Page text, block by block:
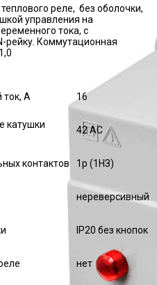
реле, без оболочки,
управления на
тока, с
рейку. Коммутационная
А 16
катушки
42 AC
контактов 1р (1НЗ)
нереверсивный
IP20 без кнопок
нет